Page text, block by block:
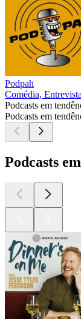
Podpah
Comédia,
Podcasts em
Podcasts em
Podcasts